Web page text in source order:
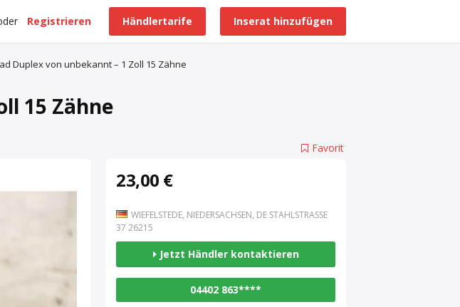
Inserat hinzufügen
Händlertarife
Registrieren
Duplex von unbekannt – 1 Zoll 15 Zähne
15 Zähne
Favorit
23,00 €
WIEFELSTEDE, NIEDERSACHSEN, DE STAHLSTRASSE 3
7 26215
Jetzt Händler kontaktieren
04402 863****